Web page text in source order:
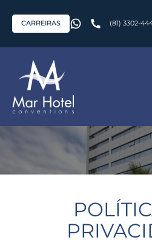
CARREIRAS (81) 3302-